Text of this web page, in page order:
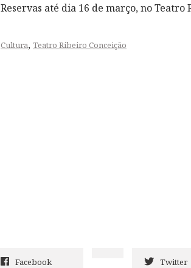
Reservas até dia 16 de março, no Teatro
Cultura, Teatro Ribeiro Conceição
Facebook Twitter